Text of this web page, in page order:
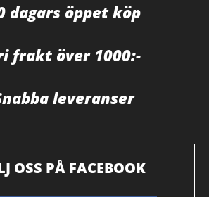
dagars öppet köp
frakt över 1000:-
leveranser
OSS PÅ FACEBOOK